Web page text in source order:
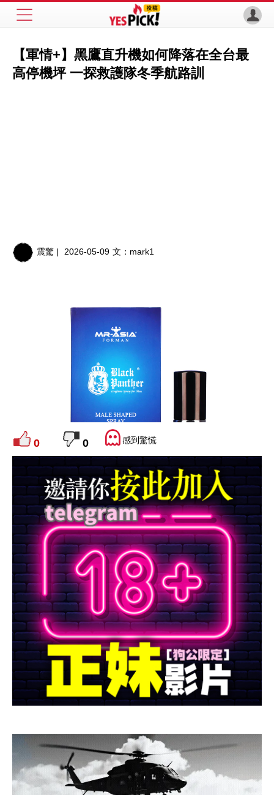
【軍情+】黑鷹直升機如何降落在全台最
高停機坪 一探救護隊冬季航路訓
震驚 | 2026-05-09 文： mark1
0 0 感到驚慌